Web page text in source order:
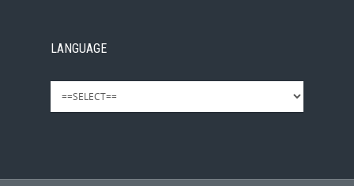
LANGUAGE